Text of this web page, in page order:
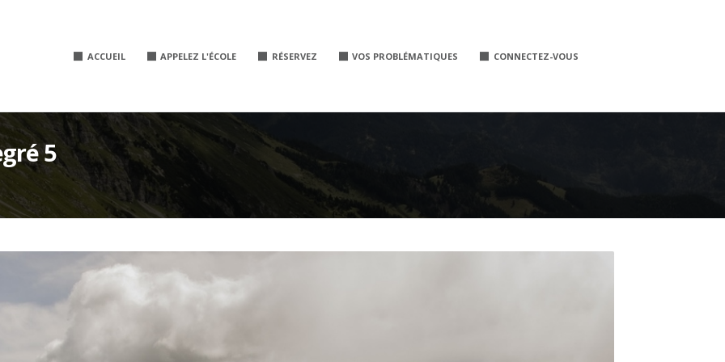
ACCUEIL APPELEZ L'ÉCOLE RÉSERVEZ VOS PROBLÉMATIQUES CONNECTEZ-VOUS
5